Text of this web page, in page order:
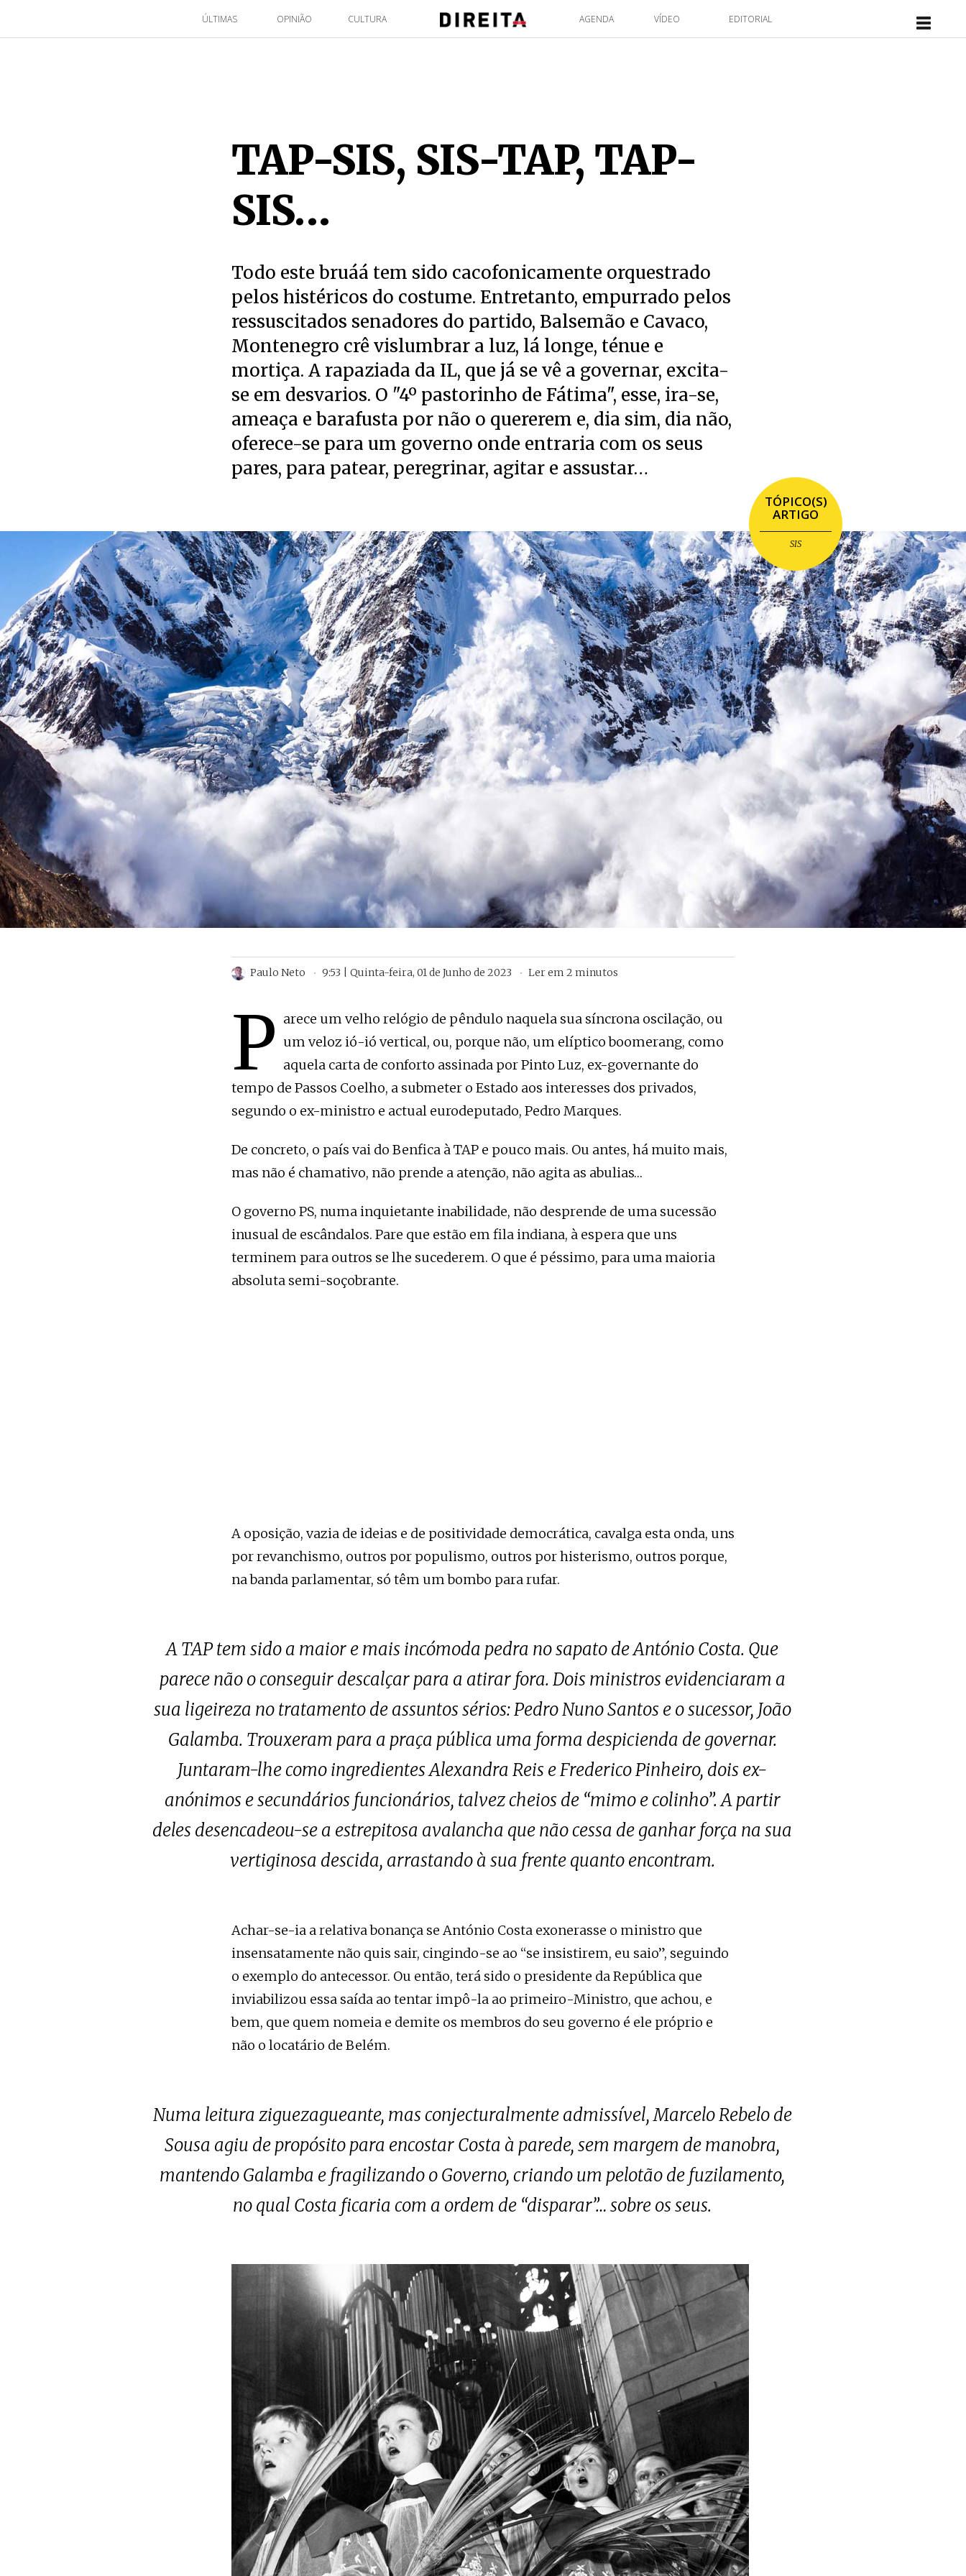
ÚLTIMAS OPINIÃO CULTURA AGENDA VÍDEO EDITORIAL
TAP-SIS, SIS-TAP, TAP-
SIS…
Todo este bruáá tem sido cacofonicamente orquestrado
pelos histéricos do costume. Entretanto, empurrado pelos
ressuscitados senadores do partido, Balsemão e Cavaco,
Montenegro crê vislumbrar a luz, lá longe, ténue e
mortiça. A rapaziada da IL, que já se vê a governar, excita-
se em desvarios. O "4º pastorinho de Fátima", esse, ira-se,
ameaça e barafusta por não o quererem e, dia sim, dia não,
oferece-se para um governo onde entraria com os seus
pares, para patear, peregrinar, agitar e assustar…
TÓPICO(S)
ARTIGO
SIS
Paulo Neto 9:53 | Quinta-feira, 01 de Junho de 2023 Ler em 2 minutos
P arece um velho relógio de pêndulo naquela sua síncrona oscilação, ou
um veloz ió-ió vertical, ou, porque não, um elíptico boomerang, como
aquela carta de conforto assinada por Pinto Luz, ex-governante do
tempo de Passos Coelho, a submeter o Estado aos interesses dos privados,
segundo o ex-ministro e actual eurodeputado, Pedro Marques.
De concreto, o país vai do Benfica à TAP e pouco mais. Ou antes, há muito mais,
mas não é chamativo, não prende a atenção, não agita as abulias…
O governo PS, numa inquietante inabilidade, não desprende de uma sucessão
inusual de escândalos. Pare que estão em fila indiana, à espera que uns
terminem para outros se lhe sucederem. O que é péssimo, para uma maioria
absoluta semi-soçobrante.
A oposição, vazia de ideias e de positividade democrática, cavalga esta onda, uns
por revanchismo, outros por populismo, outros por histerismo, outros porque,
na banda parlamentar, só têm um bombo para rufar.
A TAP tem sido a maior e mais incómoda pedra no sapato de António Costa. Que
parece não o conseguir descalçar para a atirar fora. Dois ministros evidenciaram a
sua ligeireza no tratamento de assuntos sérios: Pedro Nuno Santos e o sucessor, João
Galamba. Trouxeram para a praça pública uma forma despicienda de governar.
Juntaram-lhe como ingredientes Alexandra Reis e Frederico Pinheiro, dois ex-
anónimos e secundários funcionários, talvez cheios de “mimo e colinho”. A partir
deles desencadeou-se a estrepitosa avalancha que não cessa de ganhar força na sua
vertiginosa descida, arrastando à sua frente quanto encontram.
Achar-se-ia a relativa bonança se António Costa exonerasse o ministro que
insensatamente não quis sair, cingindo-se ao “se insistirem, eu saio”, seguindo
o exemplo do antecessor. Ou então, terá sido o presidente da República que
inviabilizou essa saída ao tentar impô-la ao primeiro-Ministro, que achou, e
bem, que quem nomeia e demite os membros do seu governo é ele próprio e
não o locatário de Belém.
Numa leitura ziguezagueante, mas conjecturalmente admissível, Marcelo Rebelo de
Sousa agiu de propósito para encostar Costa à parede, sem margem de manobra,
mantendo Galamba e fragilizando o Governo, criando um pelotão de fuzilamento,
no qual Costa ficaria com a ordem de “disparar”… sobre os seus.